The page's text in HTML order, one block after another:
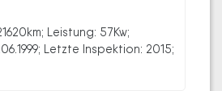
Leistung: 57Kw;
Letzte Inspektion: 2015;